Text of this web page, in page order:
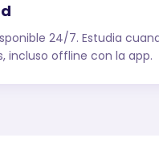
24/7. Estudia
incluso offline con la app.